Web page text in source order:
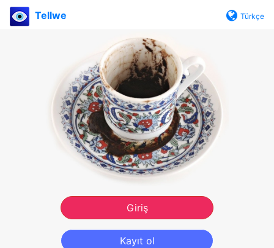
Tellwe Türkçe
Giriş
Kayıt ol